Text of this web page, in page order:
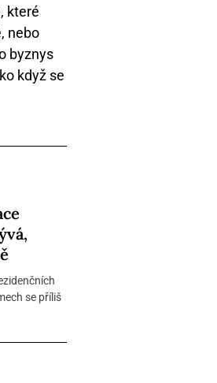
které
nebo
byznys
když se
se příliš